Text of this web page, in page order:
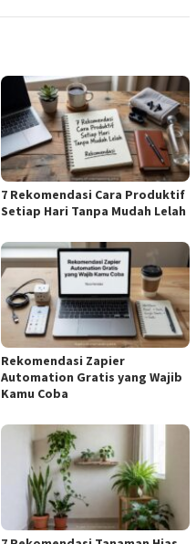
7 Rekomendasi Cara Produktif
Setiap Hari Tanpa Mudah Lelah
Rekomendasi Zapier
Automation Gratis yang Wajib
Kamu Coba